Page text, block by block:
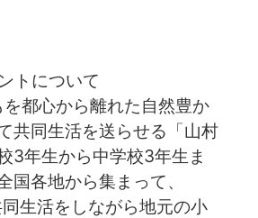
トについて
都心から離れた自然豊か
共同生活を送らせる「山村
3年生から中学校3年生ま
国各地から集まって、
生活をしながら地元の小